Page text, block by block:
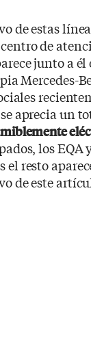
de estas
de
junto a él
Mercedes-
aprecia un
los EQA
el resto
de este